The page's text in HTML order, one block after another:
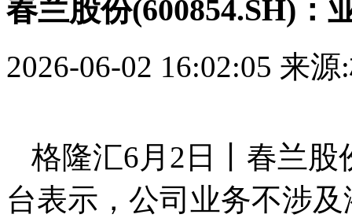
春兰股份(600854.SH)：
2026-06-02 16:02:05 来源
格隆汇6月2日丨春兰股
台表示，公司业务不涉